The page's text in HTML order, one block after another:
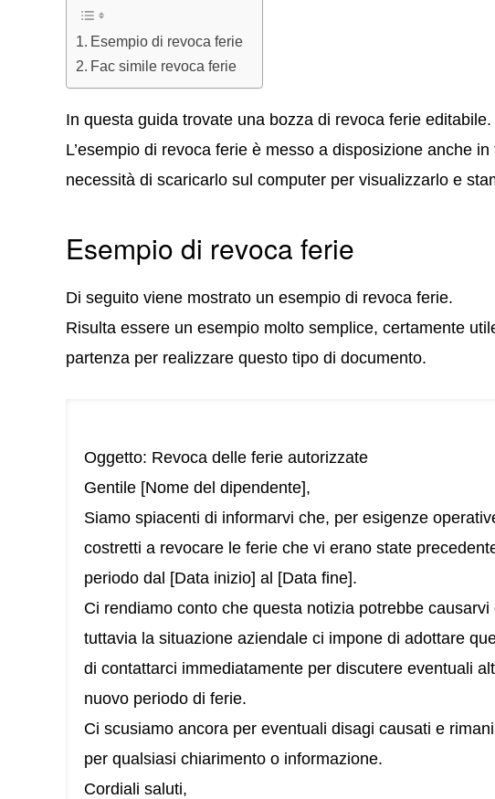
Esempio di revoca ferie
Fac simile revoca ferie
In questa guida trovate una bozza di revoca ferie editabile.
L’esempio di revoca ferie è messo a disposizione anche
necessità di scaricarlo sul computer per visualizzarlo e
Esempio di revoca ferie
Di seguito viene mostrato un esempio di revoca ferie.
Risulta essere un esempio molto semplice, certamente
partenza per realizzare questo tipo di documento.
Oggetto: Revoca delle ferie autorizzate
Gentile [Nome del dipendente],
Siamo spiacenti di informarvi che, per esigenze
costretti a revocare le ferie che vi erano state
periodo dal [Data inizio] al [Data fine].
Ci rendiamo conto che questa notizia potrebbe
tuttavia la situazione aziendale ci impone di adottare
di contattarci immediatamente per discutere eventuali
nuovo periodo di ferie.
Ci scusiamo ancora per eventuali disagi causati e
per qualsiasi chiarimento o informazione.
Cordiali saluti,